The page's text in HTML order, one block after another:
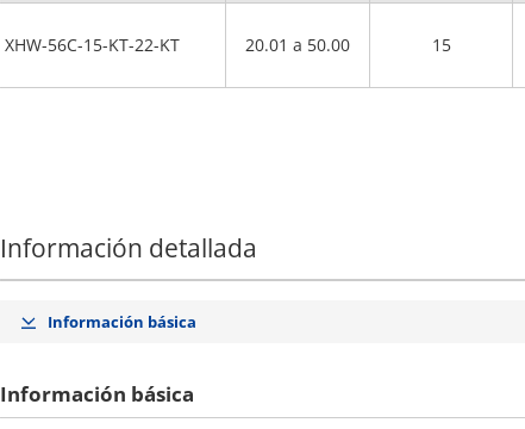
XHW-56C-15-KT-22-KT 20.01 a 50.00 15
Información detallada
Información básica
Información básica